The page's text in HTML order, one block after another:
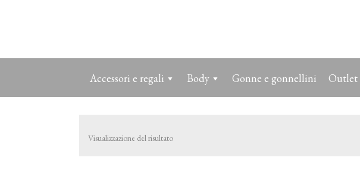
Accessori e regali Body Gonne e gonnellini Outlet
Visualizzazione del risultato